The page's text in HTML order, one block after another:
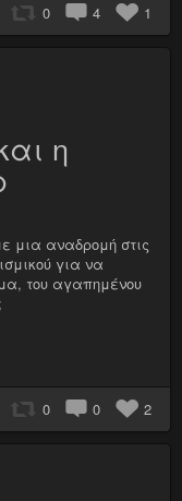
0 4 1
η
μια αναδρομή στις
για να
του αγαπημένου
0 0 2